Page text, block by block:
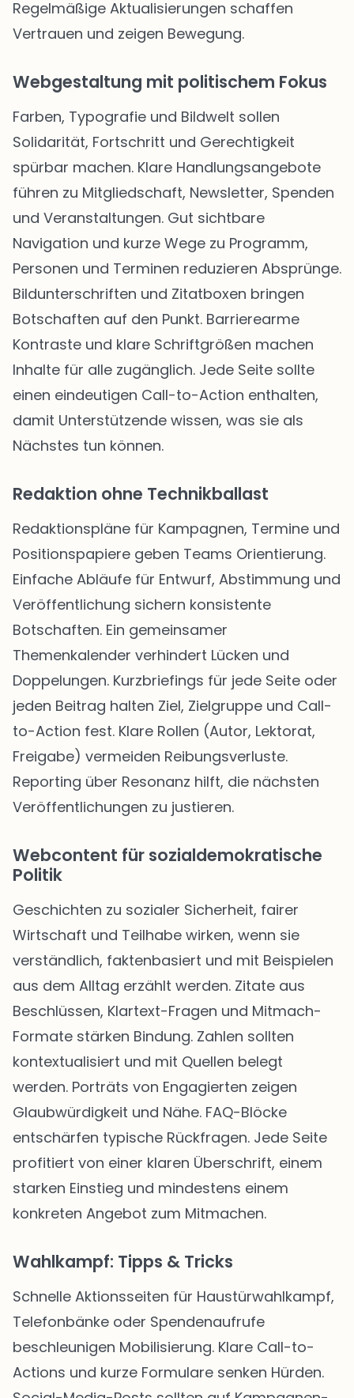
Regelmäßige Aktualisierungen schaffen
Vertrauen und zeigen Bewegung.
Webgestaltung mit politischem Fokus
Farben, Typografie und Bildwelt sollen
Solidarität, Fortschritt und Gerechtigkeit
spürbar machen. Klare Handlungsangebote
führen zu Mitgliedschaft, Newsletter, Spenden
und Veranstaltungen. Gut sichtbare
Navigation und kurze Wege zu Programm,
Personen und Terminen reduzieren Absprünge.
Bildunterschriften und Zitatboxen bringen
Botschaften auf den Punkt. Barrierearme
Kontraste und klare Schriftgrößen machen
Inhalte für alle zugänglich. Jede Seite sollte
einen eindeutigen Call-to-Action enthalten,
damit Unterstützende wissen, was sie als
Nächstes tun können.
Redaktion ohne Technikballast
Redaktionspläne für Kampagnen, Termine und
Positionspapiere geben Teams Orientierung.
Einfache Abläufe für Entwurf, Abstimmung und
Veröffentlichung sichern konsistente
Botschaften. Ein gemeinsamer
Themenkalender verhindert Lücken und
Doppelungen. Kurzbriefings für jede Seite oder
jeden Beitrag halten Ziel, Zielgruppe und Call-
to-Action fest. Klare Rollen (Autor, Lektorat,
Freigabe) vermeiden Reibungsverluste.
Reporting über Resonanz hilft, die nächsten
Veröffentlichungen zu justieren.
Webcontent für sozialdemokratische
Politik
Geschichten zu sozialer Sicherheit, fairer
Wirtschaft und Teilhabe wirken, wenn sie
verständlich, faktenbasiert und mit Beispielen
aus dem Alltag erzählt werden. Zitate aus
Beschlüssen, Klartext-Fragen und Mitmach-
Formate stärken Bindung. Zahlen sollten
kontextualisiert und mit Quellen belegt
werden. Porträts von Engagierten zeigen
Glaubwürdigkeit und Nähe. FAQ-Blöcke
entschärfen typische Rückfragen. Jede Seite
profitiert von einer klaren Überschrift, einem
starken Einstieg und mindestens einem
konkreten Angebot zum Mitmachen.
Wahlkampf: Tipps & Tricks
Schnelle Aktionsseiten für Haustürwahlkampf,
Telefonbänke oder Spendenaufrufe
beschleunigen Mobilisierung. Klare Call-to-
Actions und kurze Formulare senken Hürden.